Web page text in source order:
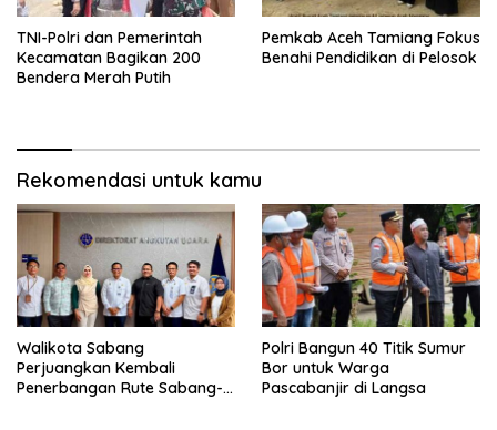
TNI-Polri dan Pemerintah
Kecamatan Bagikan 200
Bendera Merah Putih
Pemkab Aceh Tamiang Fokus
Benahi Pendidikan di Pelosok
Rekomendasi untuk kamu
Walikota Sabang
Perjuangkan Kembali
Penerbangan Rute Sabang-
Polri Bangun 40 Titik Sumur
Bor untuk Warga
Pascabanjir di Langsa